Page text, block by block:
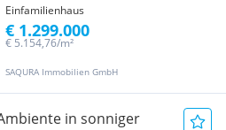
Einfamilienhaus
SAQURA Immobilien GmbH
€ 5.154,76/m²
€ 1.299.000
in sonniger